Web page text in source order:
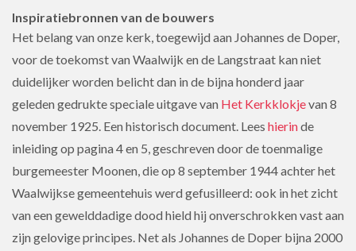
Inspiratiebronnen van de bouwers
Het belang van onze kerk, toegewijd aan Johannes de Doper,
voor de toekomst van Waalwijk en de Langstraat kan niet
duidelijker worden belicht dan in de bijna honderd jaar
geleden gedrukte speciale uitgave van Het Kerkklokjevan 8
november 1925. Een historisch document. Lees hierinde
inleiding op pagina 4 en 5, geschreven door de toenmalige
burgemeester Moonen, die op 8 september 1944 achter het
Waalwijkse gemeentehuis werd gefusilleerd: ook in het zicht
van een gewelddadige dood hield hij onverschrokken vast aan
zijn gelovige principes. Net als Johannes de Doper bijna 2000